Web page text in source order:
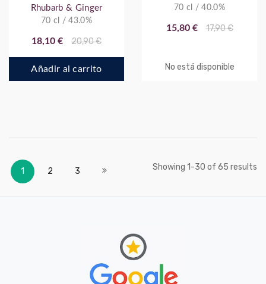
Rhubarb & Ginger
70 cl / 43.0%
18,10 € 20,90 €
Añadir al carrito
70 cl / 40.0%
15,80 € 17,90 €
No está disponible
PáginaActualmente estás leyendo página
1 2 3 Siguiente Showing 1-30 of 65 results